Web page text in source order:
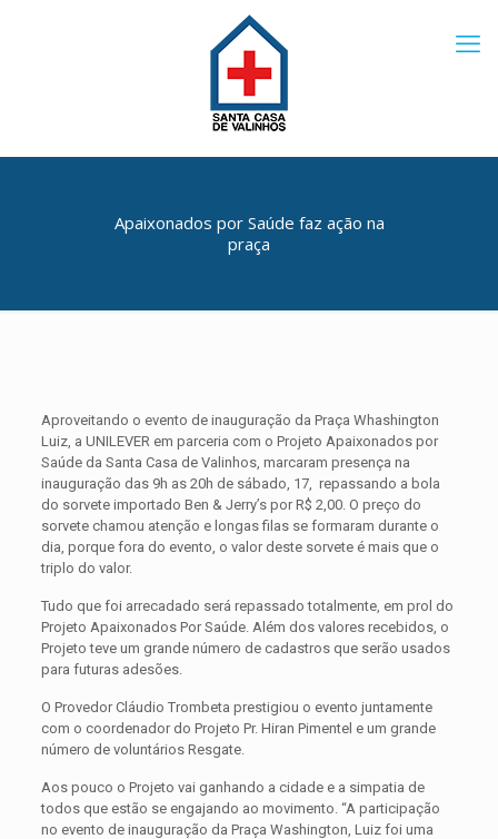
Apaixonados por Saúde faz ação na
praça
Aproveitando o evento de inauguração da Praça Whashington
Luiz, a UNILEVER em parceria com o Projeto Apaixonados por
Saúde da Santa Casa de Valinhos, marcaram presença na
inauguração das 9h as 20h de sábado, 17, repassando a bola
do sorvete importado Ben & Jerry’s por R$ 2,00. O preço do
sorvete chamou atenção e longas filas se formaram durante o
dia, porque fora do evento, o valor deste sorvete é mais que o
triplo do valor.
Tudo que foi arrecadado será repassado totalmente, em prol do
Projeto Apaixonados Por Saúde. Além dos valores recebidos, o
Projeto teve um grande número de cadastros que serão usados
para futuras adesões.
O Provedor Cláudio Trombeta prestigiou o evento juntamente
com o coordenador do Projeto Pr. Hiran Pimentel e um grande
número de voluntários Resgate.
Aos pouco o Projeto vai ganhando a cidade e a simpatia de
todos que estão se engajando ao movimento. “A participação
no evento de inauguração da Praça Washington, Luiz foi uma